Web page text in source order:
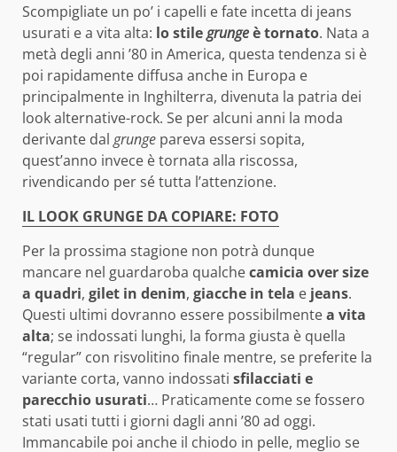
Scompigliate un po’ i capelli e fate incetta di jeans
usurati e a vita alta: lo stilegrungeè tornato. Nata a
metà degli anni ’80 in America, questa tendenza si è
poi rapidamente diffusa anche in Europa e
principalmente in Inghilterra, divenuta la patria dei
look alternative-rock. Se per alcuni anni la moda
derivante dal grunge pareva essersi sopita,
quest’anno invece è tornata alla riscossa,
rivendicando per sé tutta l’attenzione.
IL LOOK GRUNGE DA COPIARE: FOTO
Per la prossima stagione non potrà dunque
mancare nel guardaroba qualchecamicia over size
a quadri, gilet in denim, giacche in tela e jeans.
Questi ultimi dovranno essere possibilmentea vita
alta; se indossati lunghi, la forma giusta è quella
“regular” con risvolitino finale mentre, se preferite la
variante corta, vanno indossati sfilacciati e
parecchio usurati… Praticamente come se fossero
stati usati tutti i giorni dagli anni ’80 ad oggi.
Immancabile poi anche il chiodo in pelle, meglio se